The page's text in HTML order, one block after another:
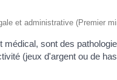
et administrative (Premier
sont des
(jeux d'argent ou de